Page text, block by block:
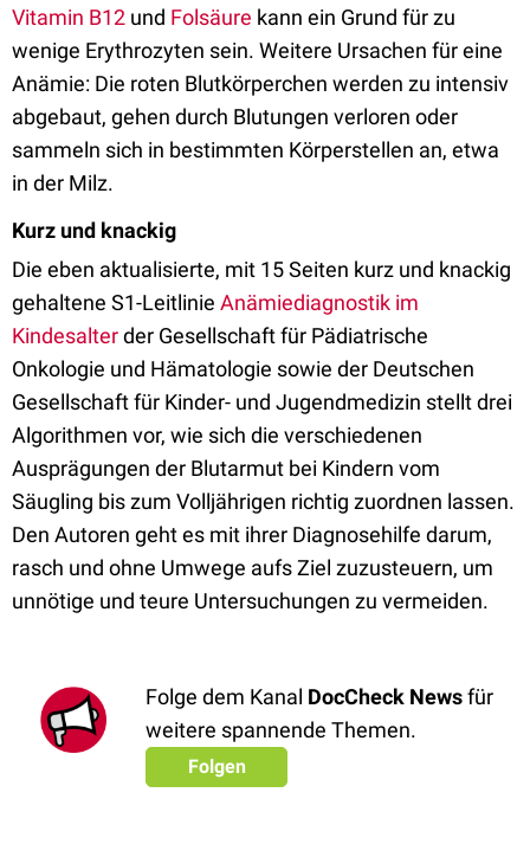
Vitamin B12 und Folsäure kann ein Grund für zu
wenige Erythrozyten sein. Weitere Ursachen für eine
Anämie: Die roten Blutkörperchen werden zu intensiv
abgebaut, gehen durch Blutungen verloren oder
sammeln sich in bestimmten Körperstellen an, etwa
in der Milz.
Kurz und knackig
Die eben aktualisierte, mit 15 Seiten kurz und knackig
gehaltene S1-Leitlinie Anämiediagnostik im
Kindesalterder Gesellschaft für Pädiatrische
Onkologie und Hämatologie sowie der Deutschen
Gesellschaft für Kinder- und Jugendmedizin stellt drei
Algorithmen vor, wie sich die verschiedenen
Ausprägungen der Blutarmut bei Kindern vom
Säugling bis zum Volljährigen richtig zuordnen lassen.
Den Autoren geht es mit ihrer Diagnosehilfe darum,
rasch und ohne Umwege aufs Ziel zuzusteuern, um
unnötige und teure Untersuchungen zu vermeiden.
Folge dem Kanal DocCheck Newsfür
weitere spannende Themen.
Folgen